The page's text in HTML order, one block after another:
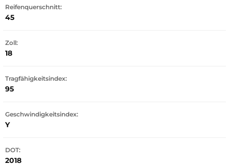
Reifenquerschnitt:
45
Zoll:
18
Tragfähigkeitsindex:
95
Geschwindigkeitsindex:
Y
DOT:
2018